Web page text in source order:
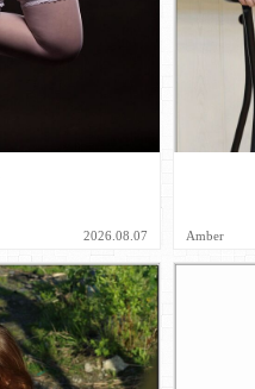
2026.08.07 Amber